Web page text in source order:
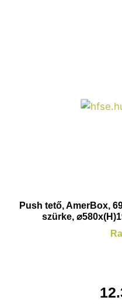
Push tető, AmerBox,
szürke,